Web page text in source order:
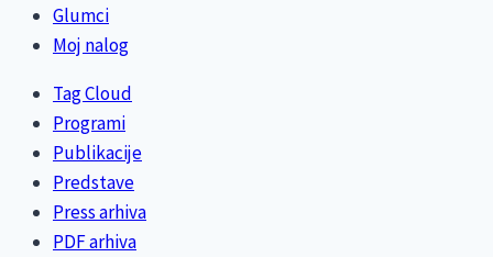
Glumci
Moj nalog
Tag Cloud
Programi
Publikacije
Predstave
Press arhiva
PDF arhiva